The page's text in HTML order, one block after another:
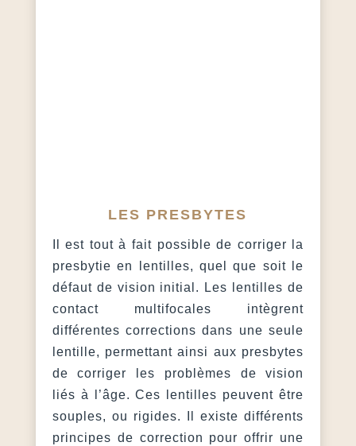
LES PRESBYTES
Il est tout à fait possible de corriger la
presbytie en lentilles, quel que soit le
défaut de vision initial. Les lentilles de
contact multifocales intègrent
différentes corrections dans une seule
lentille, permettant ainsi aux presbytes
de corriger les problèmes de vision
liés à l’âge. Ces lentilles peuvent être
souples, ou rigides. Il existe différents
principes de correction pour offrir une